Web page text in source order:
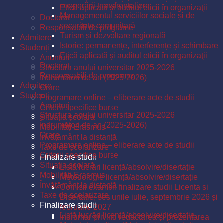
Etică aplicată şi auditul eticii în organizaţii
Doctorat
Responsabili de programe
Admitere
Studenți
Anunțuri
Structura anului universitar 2025-2026
Îndrumători de an (2025-2026)
Orare
Programare online – eliberare acte de studii
Criterii specifice burse
Situația școlară
Mobilități Erasmus
Învățământ la distanță
Taxe de școlarizare
Finalizare studii
Listă lucrări licență/absolvire/disertație
Metodologie licență/absolvire/disertație
Comisii examen finalizare studii Licenta si
Disertatie, sesiunile iulie, septembrie 2026 și
februarie 2027
Îndrumar privind redactarea și prezentarea
cooperării transfrontaliere
Managementul serviciilor sociale și de
securitate comunitară
Turism și dezvoltare regională
Istorie: permanenţe, interferenţe şi schimbare
Etică aplicată şi auditul eticii în organizaţii
Doctorat
Responsabili de programe
Admitere
Studenți
Anunțuri
Structura anului universitar 2025-2026
Îndrumători de an (2025-2026)
Orare
Programare online – eliberare acte de studii
Criterii specifice burse
Situația școlară
Mobilități Erasmus
Învățământ la distanță
Taxe de școlarizare
Finalizare studii
Listă lucrări licență/absolvire/disertație